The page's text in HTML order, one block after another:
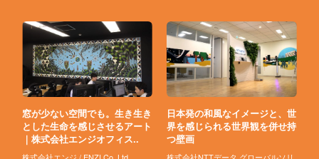
窓が少ない空間でも。生き生き
とした生命を感じさせるアート
｜株式会社エンジオフィス..
株式会社エンジ / ENZI Co.,Ltd.
日本発の和風なイメージと、世
界を感じられる世界観を併せ持
つ壁画
株式会社NTTデータ グローバルソリ